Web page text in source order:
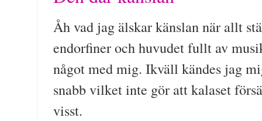
Åh vad jag älskar känslan när allt
endorfiner och huvudet fullt av
något med mig. Ikväll kändes jag
snabb vilket inte gör att kalaset
visst.